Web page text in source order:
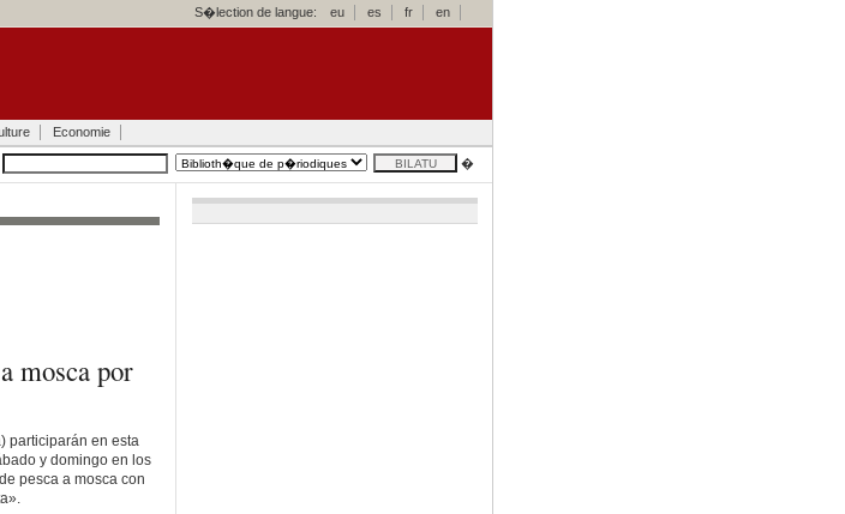
S�lection de langue: eu es fr en
Economie
�
mosca por
participarán en esta
y domingo en los
pesca a mosca con